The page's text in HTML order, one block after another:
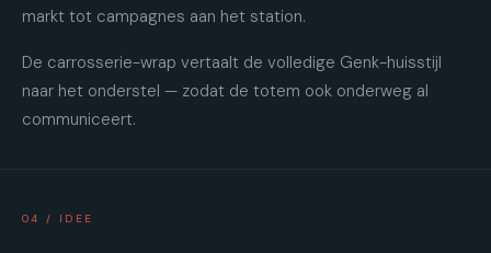
markt tot campagnes aan het station.
De carrosserie-wrap vertaalt de volledige Genk-huisstijl
naar het onderstel — zodat de totem ook onderweg al
communiceert.
04 / IDEE